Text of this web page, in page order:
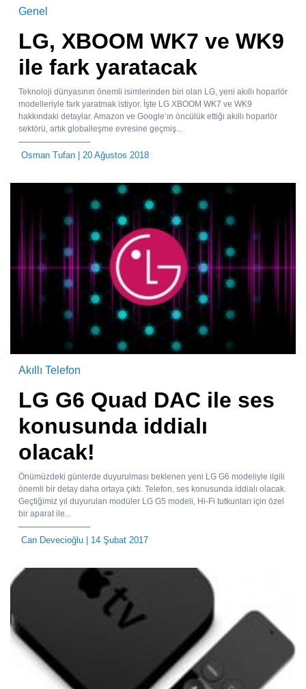
Genel
LG, XBOOM WK7 ve WK9
ile fark yaratacak
Teknoloji dünyasının önemli isimlerinden biri olan LG, yeni akıllı hoparlör
modelleriyle fark yaratmak istiyor. İşte LG XBOOM WK7 ve WK9
hakkındaki detaylar. Amazon ve Google’ın öncülük ettiği akıllı hoparlör
sektörü, artık globalleşme evresine geçmiş...
Osman Tufan | 20 Ağustos 2018
Akıllı Telefon
LG G6 Quad DAC ile ses
konusunda iddialı
olacak!
Önümüzdeki günlerde duyurulması beklenen yeni LG G6 modeliyle ilgili
önemli bir detay daha ortaya çıktı. Telefon, ses konusunda iddialı olacak.
Geçtiğimiz yıl duyurulan modüler LG G5 modeli, Hi-Fi tutkunları için özel
bir aparat ile...
Can Devecioğlu | 14 Şubat 2017